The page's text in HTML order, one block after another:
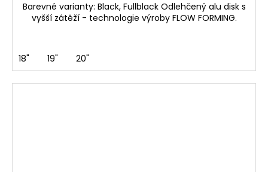
Barevné varianty: Black, Fullblack Odlehčený alu disk s
vyšší zátěží - technologie výroby FLOW FORMING.
18" 19" 20"